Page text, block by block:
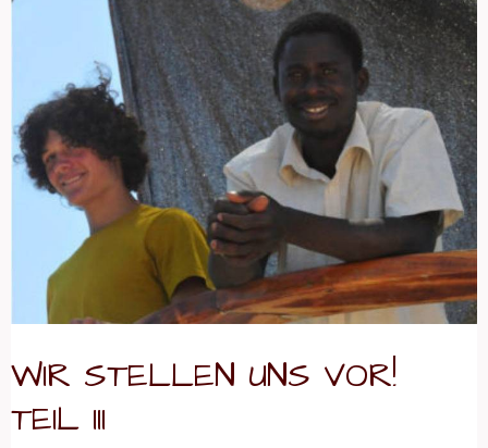
WIR STELLEN UNS VOR!
TEIL III
WIR
VOR!
TEIL
III